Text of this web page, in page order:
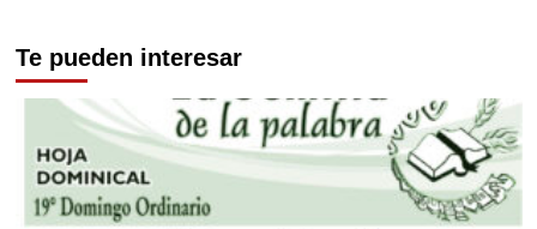
Te pueden interesar